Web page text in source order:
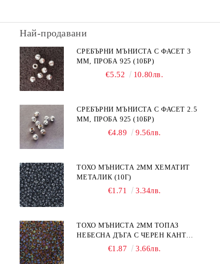
Най-продавани
СРЕБЪРНИ МЪНИСТА С ФАСЕТ 3
ММ, ПРОБА 925 (10БР)
€5.52 10.80лв.
СРЕБЪРНИ МЪНИСТА С ФАСЕТ 2.5
ММ, ПРОБА 925 (10БР)
€4.89 9.56лв.
ТОХО МЪНИСТА 2ММ ХЕМАТИТ
МЕТАЛИК (10Г)
€1.71 3.34лв.
ТОХО МЪНИСТА 2ММ ТОПАЗ
НЕБЕСНА ДЪГА С ЧЕРЕН КАНТ
€1.87 3.66лв.